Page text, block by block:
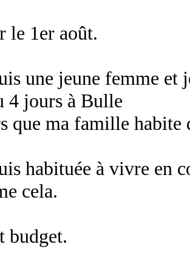
le 1er août.
une jeune femme
4 jours à Bulle
que ma famille habite
habituée à vivre en
cela.
budget.